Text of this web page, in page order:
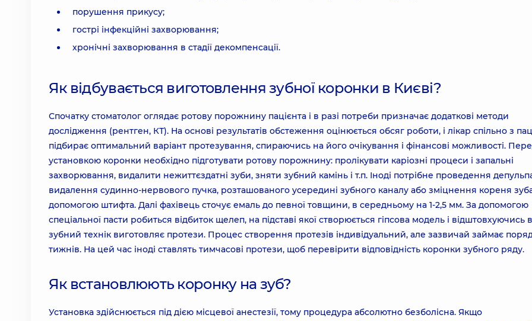
порушення прикусу;
гострі інфекційні захворювання;
хронічні захворювання в стадії декомпенсації.
Як відбувається виготовлення зубної коронки в Києві?
Спочатку стоматолог оглядає ротову порожнину пацієнта і в разі потреби призначає додаткові методи
дослідження (рентген, КТ). На основі результатів обстеження оцінюється обсяг роботи, і лікар спільно з
підбирає оптимальний варіант протезування, спираючись на його очікування і фінансові можливості.
установкою коронки необхідно підготувати ротову порожнину: пролікувати каріозні процеси і запальні
захворювання, видалити нежиттєздатні зуби, зняти зубний камінь і т.п. Іноді потрібне проведення
видалення судинно-нервового пучка, розташованого усередині зубного каналу або зміцнення кореня
допомогою штифта. Далі фахівець сточує емаль до певної товщини, в середньому на 1-2,5 мм. За допомогою
спеціальної пасти робиться відбиток щелеп, на підставі якої створюється гіпсова модель і відштовхуючись
зубний технік виготовляє протези. Процес створення протезів індивідуальний, але зазвичай займає
тижнів. На цей час іноді ставлять тимчасові протези, щоб перевірити відповідність коронки зубного ряду.
Як встановлюють коронку на зуб?
Установка здійснюється під дією місцевої анестезії, тому процедура абсолютно безболісна. Якщо